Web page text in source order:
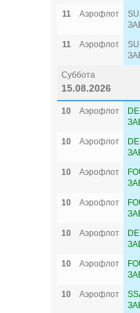
11
Аэрофлот
11
Аэрофлот
Суббота
15.08.2026
10 Аэрофлот
10
Аэрофлот
10
Аэрофлот
10
Аэрофлот
10
Аэрофлот
10
Аэрофлот
10
Аэрофлот